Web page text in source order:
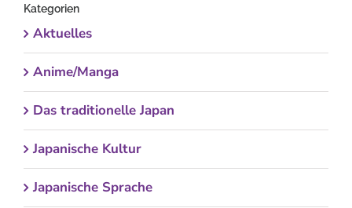
Kategorien
Aktuelles
Anime/Manga
Das traditionelle Japan
Japanische Kultur
Japanische Sprache